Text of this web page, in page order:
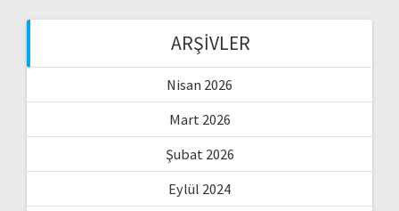
ARŞIVLER
Nisan 2026
Mart 2026
Şubat 2026
Eylül 2024